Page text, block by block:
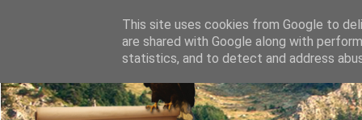
This site uses cookies from Google to
are shared with Google along with
statistics, and to detect and address